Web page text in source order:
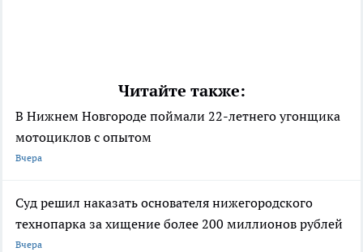
Читайте также:
В Нижнем Новгороде поймали 22-летнего угонщика
мотоциклов с опытом
Вчера
Суд решил наказать основателя нижегородского
технопарка за хищение более 200 миллионов рублей
Вчера